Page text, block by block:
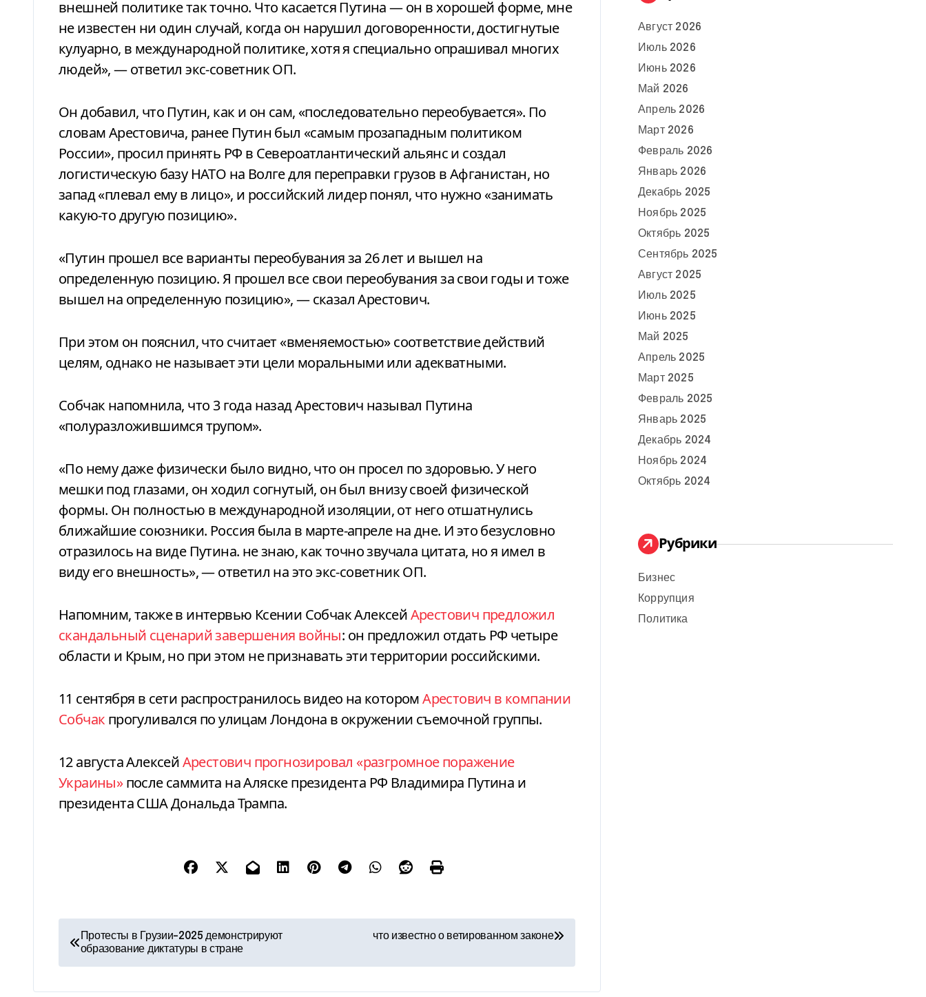
внешней политике так точно. Что касается Путина — он в хорошей форме, мне
не известен ни один случай, когда он нарушил договоренности, достигнутые
кулуарно, в международной политике, хотя я специально опрашивал многих
людей», — ответил экс-советник ОП.
Он добавил, что Путин, как и он сам, «последовательно переобувается». По
словам Арестовича, ранее Путин был «самым прозападным политиком
России», просил принять РФ в Североатлантический альянс и создал
логистическую базу НАТО на Волге для переправки грузов в Афганистан, но
запад «плевал ему в лицо», и российский лидер понял, что нужно «занимать
какую-то другую позицию».
«Путин прошел все варианты переобувания за 26 лет и вышел на
определенную позицию. Я прошел все свои переобувания за свои годы и тоже
вышел на определенную позицию», — сказал Арестович.
При этом он пояснил, что считает «вменяемостью» соответствие действий
целям, однако не называет эти цели моральными или адекватными.
Собчак напомнила, что 3 года назад Арестович называл Путина
«полуразложившимся трупом».
«По нему даже физически было видно, что он просел по здоровью. У него
мешки под глазами, он ходил согнутый, он был внизу своей физической
формы. Он полностью в международной изоляции, от него отшатнулись
ближайшие союзники. Россия была в марте-апреле на дне. И это безусловно
отразилось на виде Путина. не знаю, как точно звучала цитата, но я имел в
виду его внешность», — ответил на это экс-советник ОП.
Напомним, также в интервью Ксении Собчак АлексейАрестович предложил
скандальный сценарий завершения войны: он предложил отдать РФ четыре
области и Крым, но при этом не признавать эти территории российскими.
11 сентября в сети распространилось видео на которомАрестович в компании
Собчак прогуливался по улицам Лондона в окружении съемочной группы.
12 августа АлексейАрестович прогнозировал «разгромное поражение
Украины»после саммита на Аляске президента РФ Владимира Путина и
президента США Дональда Трампа.
Н
а
в
Протесты в Грузии-2025 демонстрируют
образование диктатуры в стране
что известно о ветированном законе
Август 2026
Июль 2026
Июнь 2026
Май 2026
Апрель 2026
Март 2026
Февраль 2026
Январь 2026
Декабрь 2025
Ноябрь 2025
Октябрь 2025
Сентябрь 2025
Август 2025
Июль 2025
Июнь 2025
Май 2025
Апрель 2025
Март 2025
Февраль 2025
Январь 2025
Декабрь 2024
Ноябрь 2024
Октябрь 2024
Рубрики
Бизнес
Коррупция
Политика